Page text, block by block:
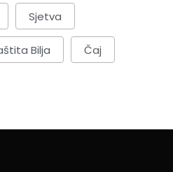
Sjetva
Bilja Čaj